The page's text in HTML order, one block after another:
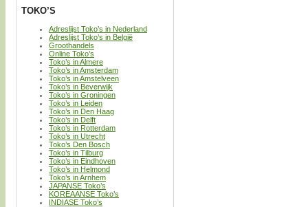
TOKO’S
Adreslijst Toko’s in Nederland
Adreslijst Toko’s in België
Groothandels
Online Toko’s
Toko’s in Almere
Toko’s in Amsterdam
Toko’s in Amstelveen
Toko’s in Beverwijk
Toko’s in Groningen
Toko’s in Leiden
Toko’s in Den Haag
Toko’s in Delft
Toko’s in Rotterdam
Toko’s in Utrecht
Toko’s Den Bosch
Toko’s in Tilburg
Toko’s in Eindhoven
Toko’s in Helmond
Toko’s in Arnhem
JAPANSE Toko’s
KOREAANSE Toko’s
INDIASE Toko’s